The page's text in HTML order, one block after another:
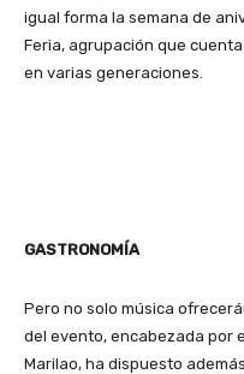
igual forma la semana de
Feria, agrupación que
en varias generaciones.
GASTRONOMÍA
Pero no solo música
del evento, encabezada por
Marilao, ha dispuesto